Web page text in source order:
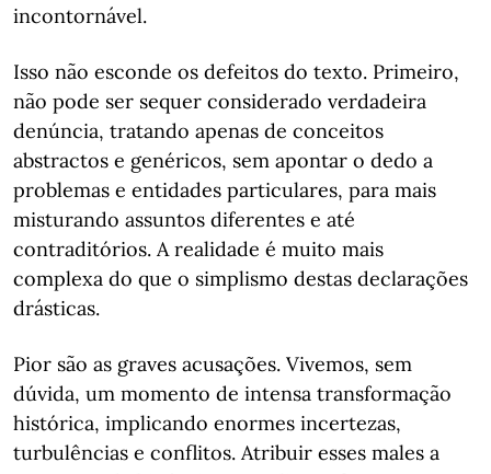
incontornável.
Isso não esconde os defeitos do texto. Primeiro,
não pode ser sequer considerado verdadeira
denúncia, tratando apenas de conceitos
abstractos e genéricos, sem apontar o dedo a
problemas e entidades particulares, para mais
misturando assuntos diferentes e até
contraditórios. A realidade é muito mais
complexa do que o simplismo destas declarações
drásticas.
Pior são as graves acusações. Vivemos, sem
dúvida, um momento de intensa transformação
histórica, implicando enormes incertezas,
turbulências e conflitos. Atribuir esses males a